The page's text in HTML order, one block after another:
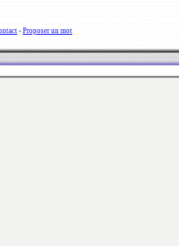
- Proposer un mot